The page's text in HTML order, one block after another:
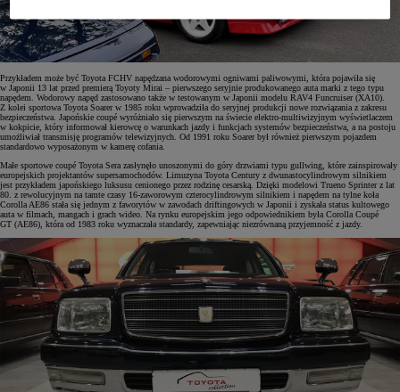
Przykładem może być Toyota FCHV napędzana wodorowymi ogniwami paliwowymi, która pojawiła się
w Japonii 13 lat przed premierą Toyoty Mirai – pierwszego seryjnie produkowanego auta marki z tego typu
napędem. Wodorowy napęd zastosowano także w testowanym w Japonii modelu RAV4 Funcruiser (XA10).
Z kolei sportowa Toyota Soarer w 1985 roku wprowadziła do seryjnej produkcji nowe rozwiązania z zakresu
bezpieczeństwa. Japońskie coupé wyróżniało się pierwszym na świecie elektro-multiwizyjnym wyświetlaczem
w kokpicie, który informował kierowcę o warunkach jazdy i funkcjach systemów bezpieczeństwa, a na postoju
umożliwiał transmisję programów telewizyjnych. Od 1991 roku Soarer był również pierwszym pojazdem
standardowo wyposażonym w kamerę cofania.
Małe sportowe coupé Toyota Sera zasłynęło unoszonymi do góry drzwiami typu gullwing, które zainspirowały
europejskich projektantów supersamochodów. Limuzyna Toyota Century z dwunastocylindrowym silnikiem
jest przykładem japońskiego luksusu cenionego przez rodzinę cesarską. Dzięki modelowi Trueno Sprinter z lat
80. z rewolucyjnym na tamte czasy 16-zaworowym czterocylindrowym silnikiem i napędem na tylne koła
Corolla AE86 stała się jednym z faworytów w zawodach driftingowych w Japonii i zyskała status kultowego
auta w filmach, mangach i grach wideo. Na rynku europejskim jego odpowiednikiem była Corolla Coupé
GT (AE86), która od 1983 roku wyznaczała standardy, zapewniając niezrównaną przyjemność z jazdy.